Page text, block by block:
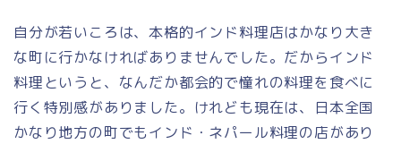
自分が若いころは、本格的インド料理店はかなり大き
な町に行かなければありませんでした。だからインド
料理というと、なんだか都会的で憧れの料理を食べに
行く特別感がありました。けれども現在は、日本全国
かなり地方の町でもインド・ネパール料理の店があり